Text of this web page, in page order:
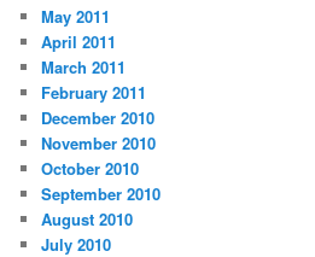
May 2011
April 2011
March 2011
February 2011
December 2010
November 2010
October 2010
September 2010
August 2010
July 2010